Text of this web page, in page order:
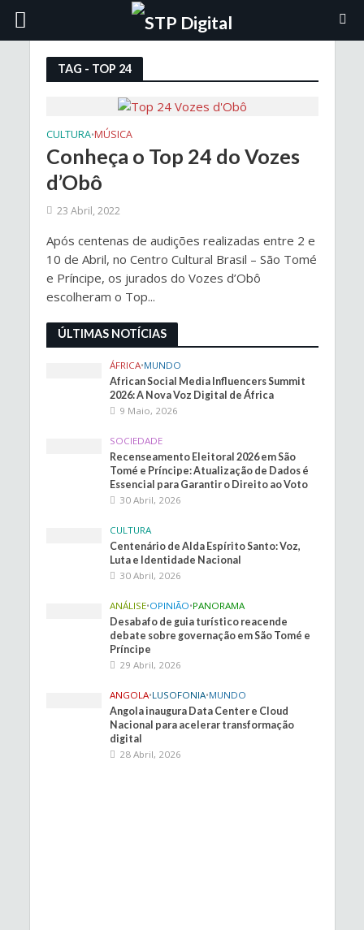
TAG - TOP 24
CULTURA•MÚSICA
Conheça o Top 24 do Vozes
d’Obô
23 Abril, 2022
Após centenas de audições realizadas entre 2 e
10 de Abril, no Centro Cultural Brasil – São Tomé
e Príncipe, os jurados do Vozes d’Obô
escolheram o Top...
ÚLTIMAS NOTÍCIAS
ÁFRICA•MUNDO
African Social Media Influencers Summit
2026: A Nova Voz Digital de África
9 Maio, 2026
SOCIEDADE
Recenseamento Eleitoral 2026 em São
Tomé e Príncipe: Atualização de Dados é
Essencial para Garantir o Direito ao Voto
30 Abril, 2026
CULTURA
Centenário de Alda Espírito Santo: Voz,
Luta e Identidade Nacional
30 Abril, 2026
ANÁLISE•OPINIÃO•PANORAMA
Desabafo de guia turístico reacende
debate sobre governação em São Tomé e
Príncipe
29 Abril, 2026
ANGOLA•LUSOFONIA•MUNDO
Angola inaugura Data Center e Cloud
Nacional para acelerar transformação
digital
28 Abril, 2026